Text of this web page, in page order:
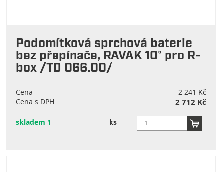
Podomítková sprchová baterie
bez přepínače, RAVAK 10° pro R-
box /TD 066.00/
Cena
2 241 Kč
Cena s DPH
2 712 Kč
skladem 1 ks